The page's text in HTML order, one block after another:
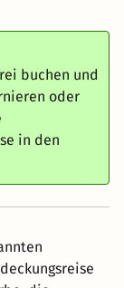
buchen und
oder
in den